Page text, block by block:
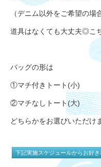
（デニム以外をご希望の場
道具はなくても大丈夫◎こ
バッグの形は
①マチ付きトート(小)
②マチなしトート(大)
どちらかをお選びいただけ
下記実施スケジュールからお好